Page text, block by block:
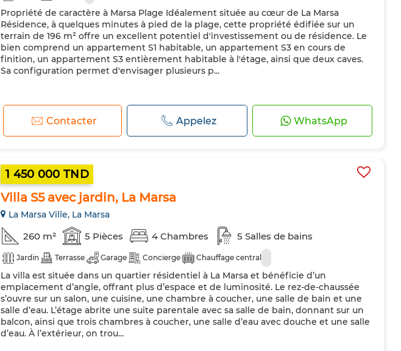
Propriété de caractère à Marsa Plage Idéalement située au cœur de La Marsa
Résidence, à quelques minutes à pied de la plage, cette propriété édifiée sur un
terrain de 196 m² offre un excellent potentiel d'investissement ou de résidence. Le
bien comprend un appartement S1 habitable, un appartement S3 en cours de
finition, un appartement S3 entièrement habitable à l'étage, ainsi que deux caves.
Sa configuration permet d'envisager plusieurs p...
Contacter Appelez WhatsApp
1 450 000 TND
Villa S5 avec jardin, La Marsa
La Marsa Ville, La Marsa
260 m² 5 Pièces 4 Chambres 5 Salles de bains
Jardin Terrasse Garage Concierge Chauffage central
La villa est située dans un quartier résidentiel à La Marsa et bénéficie d’un
emplacement d’angle, offrant plus d’espace et de luminosité. Le rez-de-chaussée
s’ouvre sur un salon, une cuisine, une chambre à coucher, une salle de bain et une
salle d’eau. L’étage abrite une suite parentale avec sa salle de bain, donnant sur un
balcon, ainsi que trois chambres à coucher, une salle d’eau avec douche et une salle
d’eau. À l’extérieur, on trou...